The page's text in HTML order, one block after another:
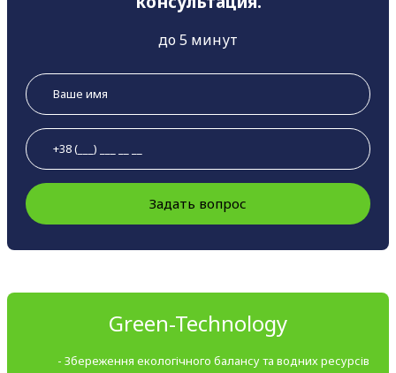
до 5 минут
Задать вопрос
Green-Technology
- Збереження екологічного балансу та водних ресурсів